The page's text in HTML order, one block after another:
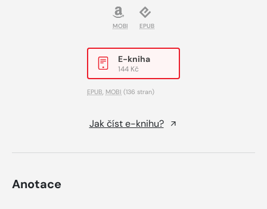
MOBI EPUB
E-kniha
144 Kč
EPUB MOBI (136 stran)
Jak číst e-knihu?
Anotace